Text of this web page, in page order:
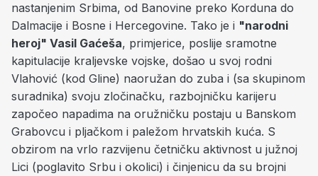
nastanjenim Srbima, od Banovine preko Korduna do
Dalmacije i Bosne i Hercegovine. Tako je i "narodni
heroj" Vasil Gaćeša, primjerice, poslije sramotne
kapitulacije kraljevske vojske, došao u svoj rodni
Vlahović (kod Gline) naoružan do zuba i (sa skupinom
suradnika) svoju zločinačku, razbojničku karijeru
započeo napadima na oružničku postaju u Banskom
Grabovcu i pljačkom i paležom hrvatskih kuća. S
obzirom na vrlo razvijenu četničku aktivnost u južnoj
Lici (poglavito Srbu i okolici) i činjenicu da su brojni